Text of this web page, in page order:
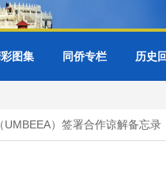
图集 同侨专栏 历史
）签署合作谅解备忘录